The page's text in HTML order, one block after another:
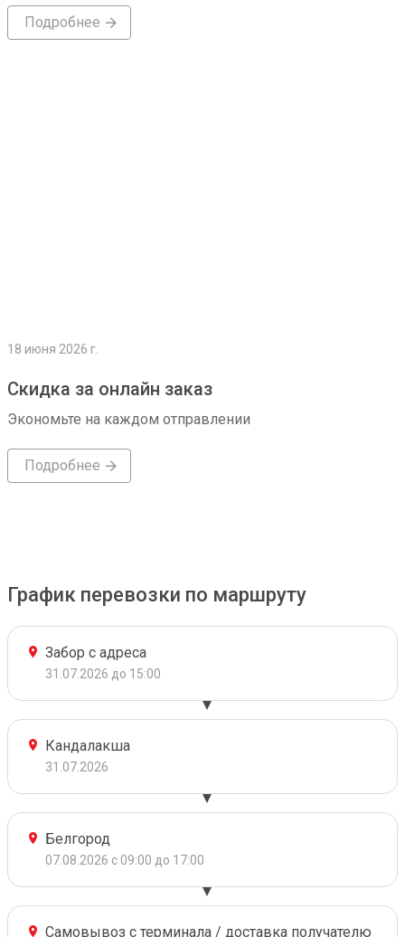
Подробнее
18 июня 2026 г.
Скидка за онлайн заказ
Экономьте на каждом отправлении
Подробнее
График перевозки по маршруту
Забор с адреса
31.07.2026 до 15:00
Кандалакша
31.07.2026
Белгород
07.08.2026 с 09:00 до 17:00
Самовывоз с терминала / доставка получателю